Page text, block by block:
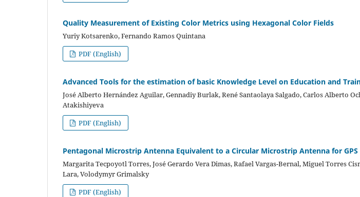
Quality Measurement of Existing Color Metrics using Hexagonal Color Fields
Yuriy Kotsarenko, Fernando Ramos Quintana
PDF (English)
Advanced Tools for the estimation of basic Knowledge Level on Education and
José Alberto Hernández Aguilar, Gennadiy Burlak, René Santaolaya Salgado, Carlos Alberto
Atakishiyeva
PDF (English)
Pentagonal Microstrip Antenna Equivalent to a Circular Microstrip Antenna for
Margarita Tecpoyotl Torres, José Gerardo Vera Dimas, Rafael Vargas-Bernal, Miguel Torres
Lara, Volodymyr Grimalsky
PDF (English)